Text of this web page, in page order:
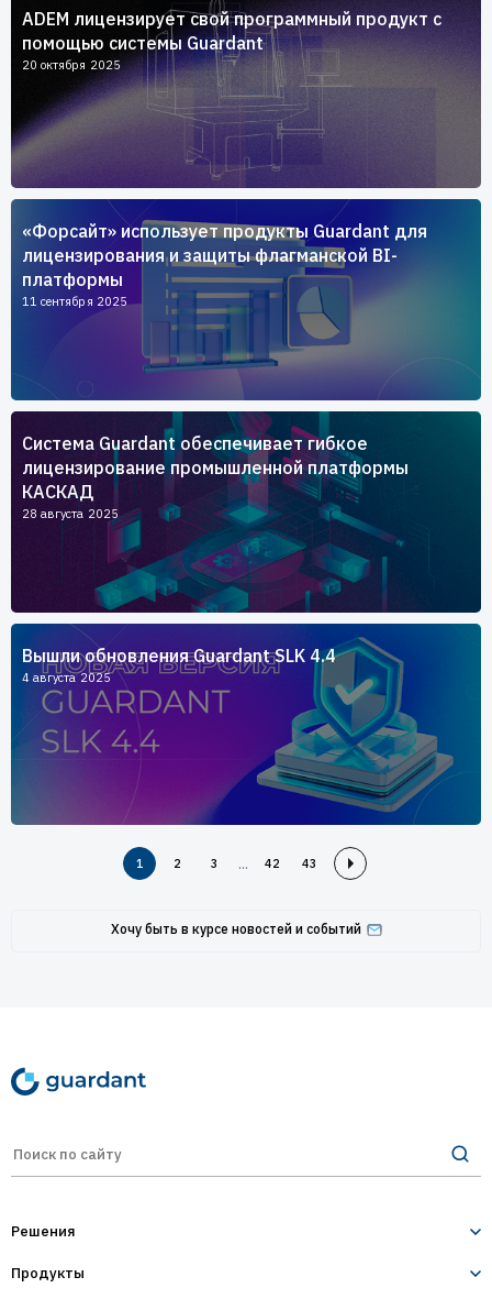
ADEM лицензирует свой программный продукт с
помощью системы Guardant
20 октября 2025
«Форсайт» использует продукты Guardant для
лицензирования и защиты флагманской BI-
платформы
11 сентября 2025
Система Guardant обеспечивает гибкое
лицензирование промышленной платформы
КАСКАД
28 августа 2025
Вышли обновления Guardant SLK 4.4
4 августа 2025
1 2 3 ... 42 43
Хочу быть в курсе новостей и событий
Решения
Лицензирование и защита ПО
Продукты